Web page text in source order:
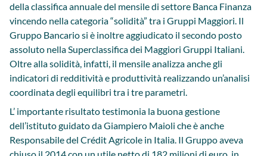
della classifica annuale del mensile di settore Banca Finanza
vincendo nella categoria “solidità” tra i Gruppi Maggiori. Il
Gruppo Bancario si è inoltre aggiudicato il secondo posto
assoluto nella Superclassifica dei Maggiori Gruppi Italiani.
Oltre alla solidità, infatti, il mensile analizza anche gli
indicatori di redditività e produttività realizzando un’analisi
coordinata degli equilibri tra i tre parametri.
L’ importante risultato testimonia la buona gestione
dell’istituto guidato da Giampiero Maioli che è anche
Responsabile del Crédit Agricole in Italia. Il Gruppo aveva